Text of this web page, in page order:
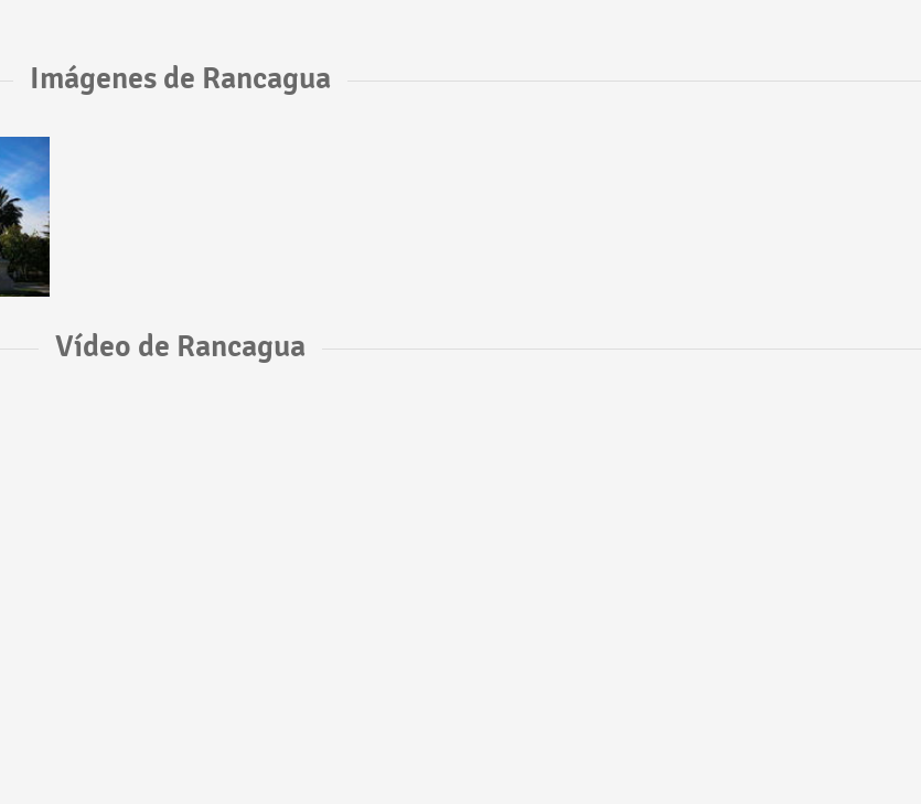
Imágenes de Rancagua
Vídeo de Rancagua